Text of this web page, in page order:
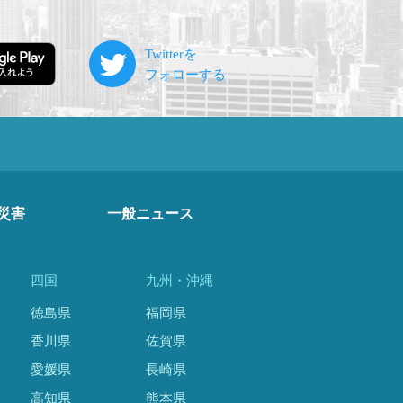
害 一般ニュース
四国
徳島県
香川県
愛媛県
高知県
九州・沖縄
福岡県
佐賀県
長崎県
熊本県